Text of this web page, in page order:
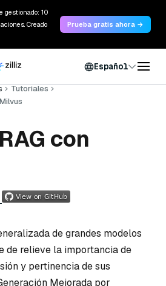
gestionado: 10
Creado
Prueba gratis ahora →
Español
Tutoriales
con
de grandes modelos
de relieve la importancia de
y pertinencia de sus
Mejorada por